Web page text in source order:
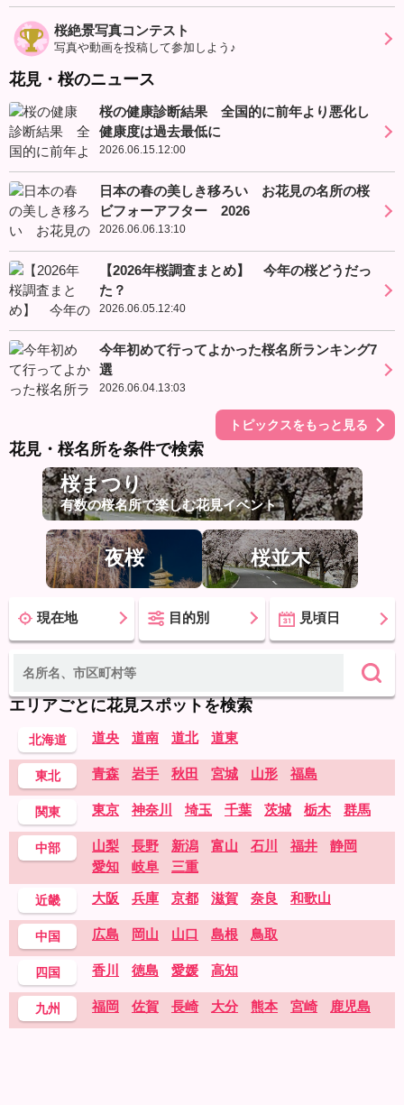
桜絶景写真コンテスト
写真や動画を投稿して参加しよう♪
花見・桜のニュース
桜の健康診断結果 全国的に前年より悪化し
健康度は過去最低に
2026.06.15.12:00
日本の春の美しき移ろい お花見の名所の桜
ビフォーアフター 2026
2026.06.06.13:10
【2026年桜調査まとめ】 今年の桜どうだっ
た？
2026.06.05.12:40
今年初めて行ってよかった桜名所ランキング7
選
2026.06.04.13:03
トピックスをもっと見る
花見・桜名所を条件で検索
桜まつり
有数の桜名所で楽しむ花見イベント
夜桜 桜並木
現在地 目的別 見頃日
エリアごとに花見スポットを検索
北海道 道央 道南 道北 道東
東北 青森 岩手 秋田 宮城 山形 福島
関東 東京 神奈川 埼玉 千葉 茨城 栃木 群馬
中部 山梨 長野 新潟 富山 石川 福井
静岡
愛知
岐阜 三重
近畿 大阪 兵庫 京都 滋賀 奈良 和歌山
中国 広島 岡山 山口 島根 鳥取
四国 香川 徳島 愛媛 高知
九州 福岡 佐賀 長崎 大分 熊本 宮崎 鹿児島